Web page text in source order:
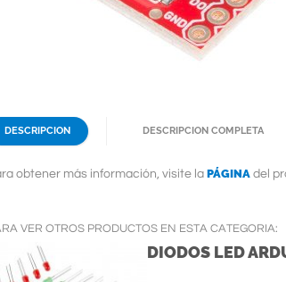
DESCRIPCION DESCRIPCION COMPLETA
obtener más información, visite la PÁGINA del
VER OTROS PRODUCTOS EN ESTA CATEGORIA:
DIODOS LED